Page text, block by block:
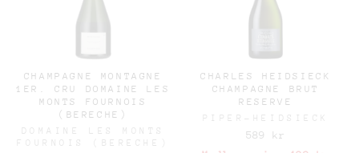
CHAMPAGNE MONTAGNE
1ER. CRU DOMAINE LES
MONTS FOURNOIS
(BERECHE)
DOMAINE LES MONTS
FOURNOIS (BERECHE)
CHARLES HEIDSIECK
CHAMPAGNE BRUT
RESERVE
PIPER-HEIDSIECK
589 kr